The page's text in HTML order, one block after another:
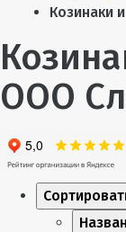
Козинаки
ООО